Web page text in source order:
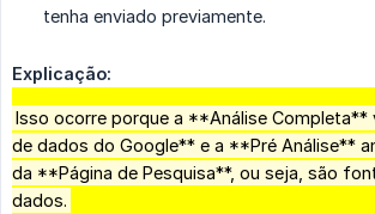
tenha enviado previamente.
Explicação:
Isso ocorre porque a **Análise
de dados do Google** e a **Pré Análise**
da **Página de Pesquisa**, ou seja, são
dados.